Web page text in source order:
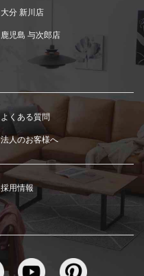
大分 新川店
鹿児島 与次郎店
よくある質問
法人のお客様へ
採用情報